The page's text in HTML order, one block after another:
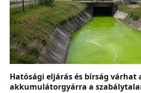
Hatósági eljárás és bírság várhat
akkumulátorgyárra a